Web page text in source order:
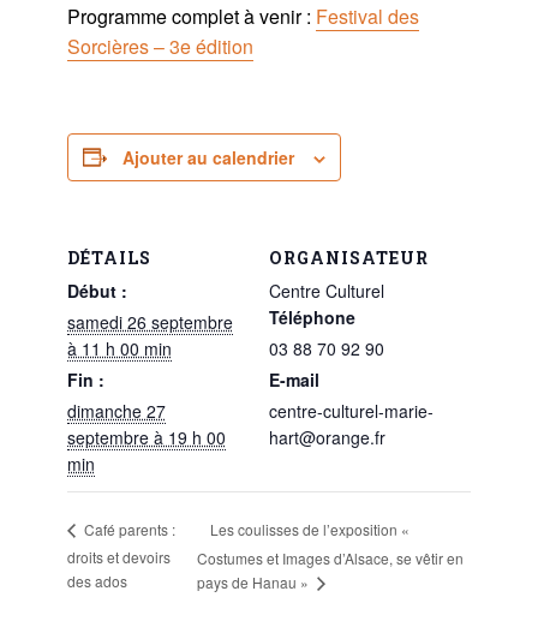
Programme complet à venir : Festival des
Sorcières – 3e édition
Ajouter au calendrier
DÉTAILS
Début :
samedi 26 septembre
à 11 h 00 min
Fin :
dimanche 27
septembre à 19 h 00
min
ORGANISATEUR
Centre Culturel
Téléphone
03 88 70 92 90
E-mail
centre-culturel-marie-
hart@orange.fr
Café parents :
droits et devoirs
des ados
Les coulisses de l’exposition «
Costumes et Images d’Alsace, se vêtir en
pays de Hanau »